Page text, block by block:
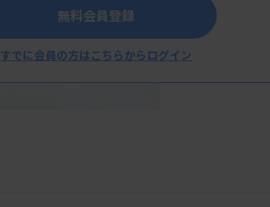
無料会員登録
すでに会員の方はこちらからログイン